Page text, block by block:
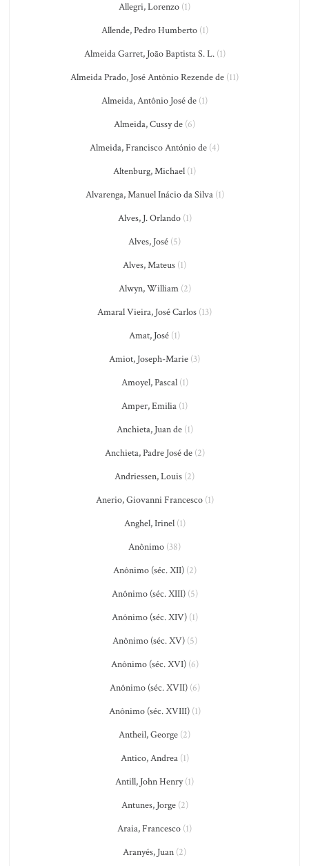
Allegri, Lorenzo (1)
Allende, Pedro Humberto(1)
Almeida Garret, João Baptista S. L.(1)
Almeida Prado, José Antônio Rezende de (11)
Almeida, Antônio José de (1)
Almeida, Cussy de (6)
Almeida, Francisco António de (4)
Altenburg, Michael (1)
Alvarenga, Manuel Inácio da Silva(1)
Alves, J. Orlando(1)
Alves, José (5)
Alves, Mateus (1)
Alwyn, William(2)
Amaral Vieira, José Carlos (13)
Amat, José (1)
Amiot, Joseph-Marie (3)
Amoyel, Pascal(1)
Amper, Emilia (1)
Anchieta, Juan de(1)
Anchieta, Padre José de(2)
Andriessen, Louis (2)
Anerio, Giovanni Francesco(1)
Anghel, Irinel(1)
Anônimo (38)
Anônimo (séc. XII)(2)
Anônimo (séc. XIII)(5)
Anônimo (séc. XIV)(1)
Anônimo (séc. XV)(5)
Anônimo (séc. XVI)(6)
Anônimo (séc. XVII)(6)
Anônimo (séc. XVIII)(1)
Antheil, George (2)
Antico, Andrea(1)
Antill, John Henry(1)
Antunes, Jorge(2)
Araia, Francesco (1)
Aranyés, Juan (2)